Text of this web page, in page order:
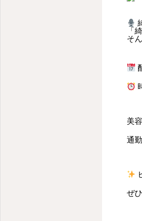
「
そ
美
通
ぜ